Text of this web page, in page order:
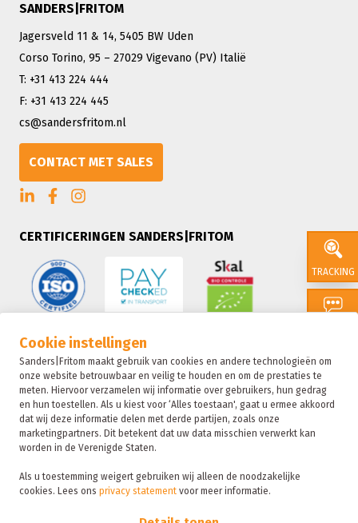
Cookie instellingen
Sanders|Fritom maakt gebruik van cookies en andere technologieën om
onze website betrouwbaar en veilig te houden en om de prestaties te
meten. Hiervoor verzamelen wij informatie over gebruikers, hun gedrag
en hun toestellen. Als u kiest voor ‘Alles toestaan', gaat u ermee akkoord
dat wij deze informatie delen met derde partijen, zoals onze
marketingpartners. Dit betekent dat uw data misschien verwerkt kan
worden in de Verenigde Staten.
Als u toestemming weigert gebruiken wij alleen de noodzakelijke
cookies. Lees onsprivacy statement voor meer informatie.
TRACKING
SALES
SANDERS|FRITOM
Jagersveld 11 & 14, 5405 BW Uden
Corso Torino, 95 – 27029 Vigevano (PV) Italië
T: +31 413 224 444
F: +31 413 224 445
cs@sandersfritom.nl
CONTACT MET SALES
CERTIFICERINGEN SANDERS|FRITOM
Sanders|Fritom is onderdeel van de Fritom Group